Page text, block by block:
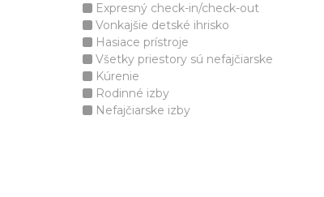
Expresný check-in/check-out
Vonkajšie detské ihrisko
Hasiace prístroje
Všetky priestory sú nefajčiarske
Kúrenie
Rodinné izby
Nefajčiarske izby